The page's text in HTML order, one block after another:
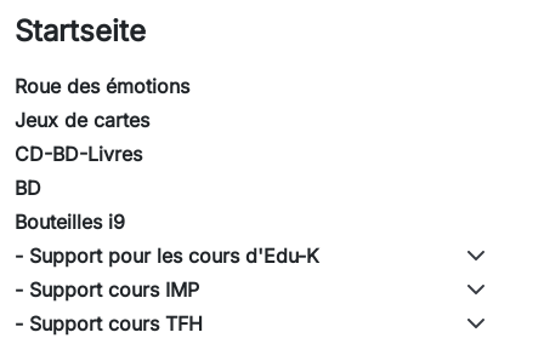
Startseite
Roue des émotions
Jeux de cartes
CD-BD-Livres
BD
Bouteilles i9
- Support pour les cours d'Edu-K
- Support cours IMP
- Support cours TFH